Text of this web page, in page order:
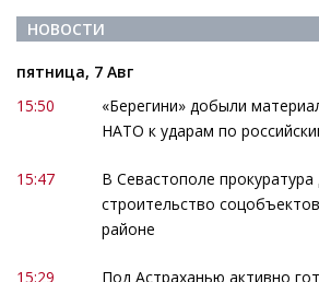
НОВОСТИ
пятница, 7 Авг
15:50
«Берегини» добыли
НАТО к ударам по
15:47
В Севастополе
строительство
районе
15:29
Под Астраханью активно